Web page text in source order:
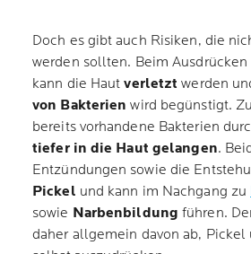
Doch es gibt auch Risiken, die
werden sollten. Beim
kann die Hautverletzt werden
von Bakterien wird begünstigt.
bereits vorhandene Bakterien
tiefer in die Haut gelangen.
Entzündungen sowie die
Pickel und kann im Nachgang zu
sowie Narbenbildung führen.
daher allgemein davon ab, Pickel